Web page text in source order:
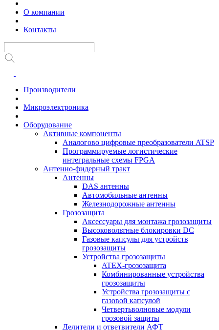
О компании
Контакты
Производители
Микроэлектроника
Оборудование
Активные компоненты
Аналогово цифровые преобразователи ATSP
Программируемые логистические
интегральные схемы FPGA
Антенно-фидерный тракт
Антенны
DAS антенны
Автомобильные антенны
Железнодорожные антенны
Грозозащита
Аксессуары для монтажа грозозащиты
Высоковольтные блокировки DC
Газовые капсулы для устройств
грозозащиты
Устройства грозозащиты
ATEX-грозозащита
Комбинированные устройства
грозозащиты
Устройства грозозащиты с
газовой капсулой
Четвертьволновые модули
грозовой защиты
Делители и ответвители АФТ